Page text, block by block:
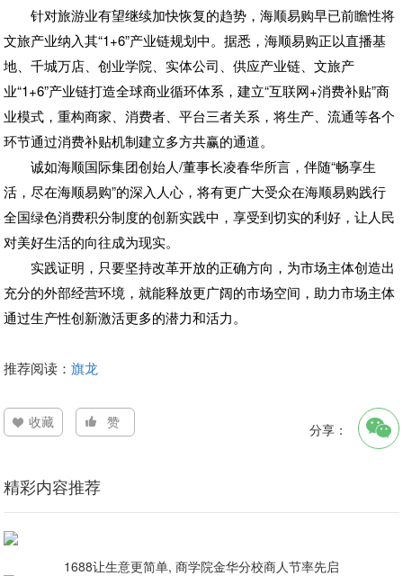
针对旅游业有望继续加快恢复的趋势，海顺易购早已前瞻性将
文旅产业纳入其“1+6”产业链规划中。据悉，海顺易购正以直播基
地、千城万店、创业学院、实体公司、供应产业链、文旅产
业“1+6”产业链打造全球商业循环体系，建立“互联网+消费补贴”商
业模式，重构商家、消费者、平台三者关系，将生产、流通等各个
环节通过消费补贴机制建立多方共赢的通道。
诚如海顺国际集团创始人/董事长凌春华所言，伴随“畅享生
活，尽在海顺易购”的深入人心，将有更广大受众在海顺易购践行
全国绿色消费积分制度的创新实践中，享受到切实的利好，让人民
对美好生活的向往成为现实。
实践证明，只要坚持改革开放的正确方向，为市场主体创造出
充分的外部经营环境，就能释放更广阔的市场空间，助力市场主体
通过生产性创新激活更多的潜力和活力。
推荐阅读：旗龙
收藏 赞 分享：
精彩内容推荐
1688让生意更简单, 商学院金华分校商人节率先启